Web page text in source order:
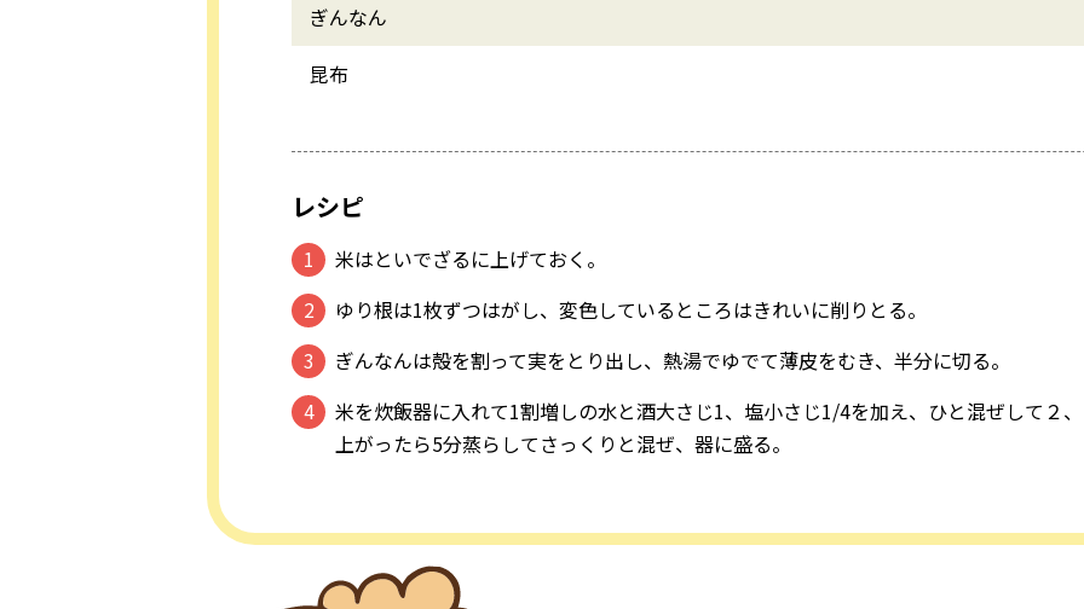
ぎんなん
昆布
レシピ
米はといでざるに上げておく。
ゆり根は1枚ずつはがし、変色しているところはきれいに削りとる。
ぎんなんは殻を割って実をとり出し、熱湯でゆでて薄皮をむき、半分に切る。
米を炊飯器に入れて1割増しの水と酒大さじ1、塩小さじ1/4を加え、ひと混ぜして２
上がったら5分蒸らしてさっくりと混ぜ、器に盛る。